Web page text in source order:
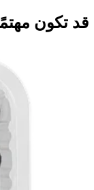
قد تكون